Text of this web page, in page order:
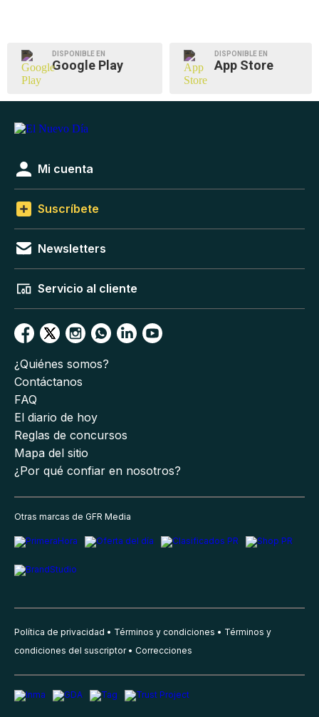
DISPONIBLE EN
Google Play
DISPONIBLE EN
App Store
Mi cuenta
Suscríbete
Newsletters
Servicio al cliente
¿Quiénes somos?
Contáctanos
FAQ
El diario de hoy
Reglas de concursos
Mapa del sitio
¿Por qué confiar en nosotros?
Otras marcas de GFR Media
Política de privacidad Términos y condiciones
Términos y
condiciones del suscriptor
Correcciones